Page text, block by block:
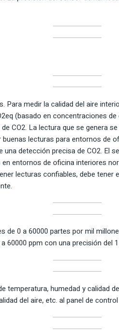
Para medir la calidad del aire
(basado en concentraciones
CO2. La lectura que se genera
buenas lecturas para entornos de
una detección precisa de CO2. El
entornos de oficina interiores
lecturas confiables, debe tener
de 0 a 60000 partes por mil
60000 ppm con una precisión del
temperatura, humedad y calidad
del aire, etc. al panel de